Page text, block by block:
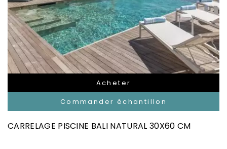
Acheter
Commander échantillon
CARRELAGE PISCINE BALI NATURAL 30X60 CM